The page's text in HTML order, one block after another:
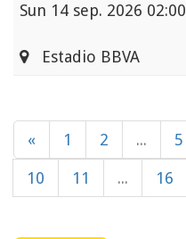
Sun 14 sep. 2026 02:00
Estadio BBVA
« 1 2 ... 5
10 11 ... 16